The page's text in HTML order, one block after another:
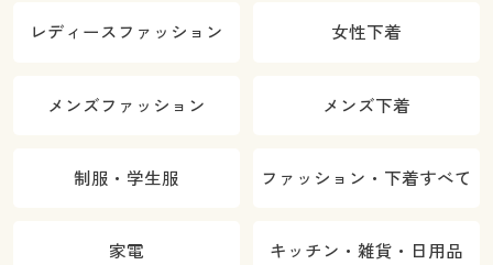
レディースファッション 女性下着
メンズファッション メンズ下着
制服・学生服 ファッション・下着すべて
家電 キッチン・雑貨・日用品